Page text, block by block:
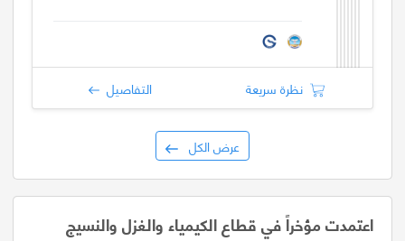
نظرة سريعة التفاصيل
عرض الكل
اعتمدت مؤخراً في قطاع الكيمياء والغزل والنسيج